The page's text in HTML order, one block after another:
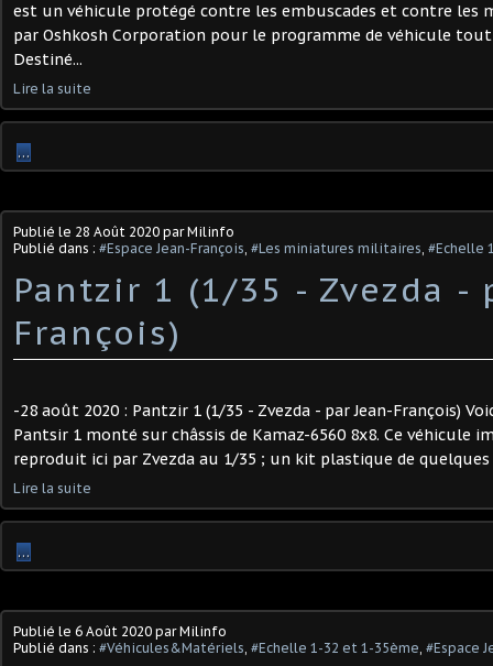
est un véhicule protégé contre les embuscades et contre les
par Oshkosh Corporation pour le programme de véhicule
Destiné...
Lire la suite
…
Publié le 28 Août 2020 par Milinfo
Publié dans : #Espace Jean-François, #Les miniatures militaires, #Echelle
Pantzir 1 (1/35 - Zvezda -
François)
-28 août 2020 : Pantzir 1 (1/35 - Zvezda - par Jean-François)
Pantsir 1 monté sur châssis de Kamaz-6560 8x8. Ce véhicule
reproduit ici par Zvezda au 1/35 ; un kit plastique de quelques
Lire la suite
…
Publié le 6 Août 2020 par Milinfo
Publié dans : #Véhicules&Matériels, #Echelle 1-32 et 1-35ème, #Espace